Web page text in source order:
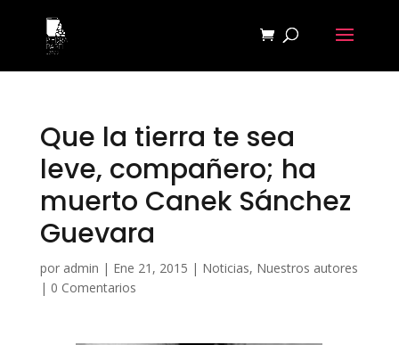
Que la tierra te sea
leve, compañero; ha
muerto Canek Sánchez
Guevara
por admin | Ene 21, 2015 | Noticias, Nuestros autores
| 0 Comentarios